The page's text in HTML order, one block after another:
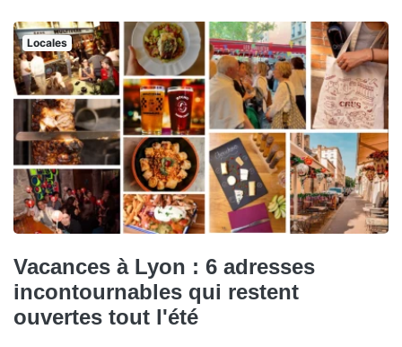
Locales
Vacances à Lyon : 6 adresses
incontournables qui restent
ouvertes tout l'été